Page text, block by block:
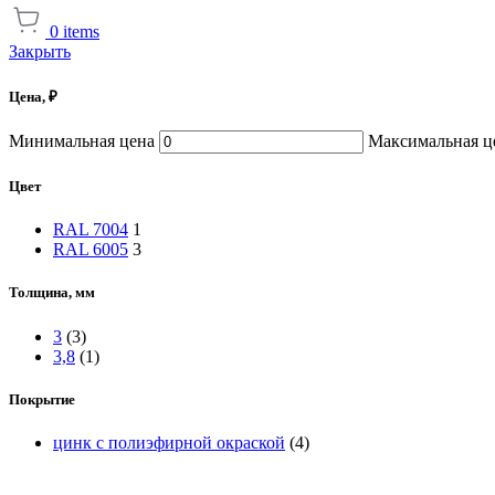
0 items
Закрыть
Цена, ₽
Минимальная цена Максимальная
Цвет
RAL 7004 1
RAL 6005 3
Толщина, мм
3 (3)
3,8 (1)
Покрытие
цинк с полиэфирной окраской (4)